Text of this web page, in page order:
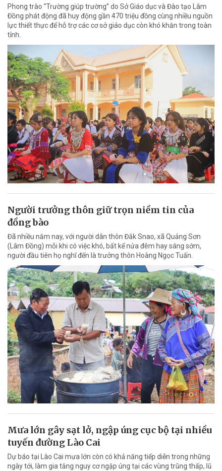
Phong trào “Trường giúp trường” do Sở Giáo dục và Đào tạo Lâm
Đồng phát động đã huy động gần 470 triệu đồng cùng nhiều nguồn
lực thiết thực để hỗ trợ các cơ sở giáo dục còn khó khăn trong toàn
tỉnh.
Người trưởng thôn giữ trọn niềm tin của
đồng bào
Đã nhiều năm nay, với người dân thôn Đắk Snao, xã Quảng Sơn
(Lâm Đồng) mỗi khi có việc khó, bất kể nửa đêm hay sáng sớm,
người đầu tiên họ nghĩ đến là trưởng thôn Hoàng Ngọc Tuấn.
Mưa lớn gây sạt lở, ngập úng cục bộ tại nhiều
tuyến đường Lào Cai
Dự báo tại Lào Cai mưa lớn còn có khả năng tiếp diễn trong những
ngày tới, làm gia tăng nguy cơ ngập úng tại các vùng trũng thấp, lũ